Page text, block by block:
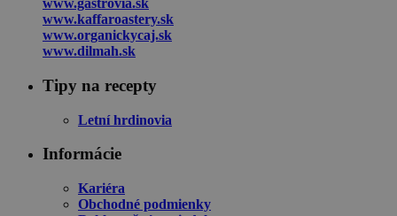
www.gastrovia.sk
www.kaffaroastery.sk
www.organickycaj.sk
www.dilmah.sk
Tipy na recepty
Letní hrdinovia
Informácie
Kariéra
Obchodné podmienky